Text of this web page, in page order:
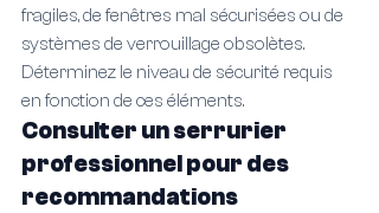
fragiles, de fenêtres mal sécurisées ou de
systèmes de verrouillage obsolètes.
Déterminez le niveau de sécurité requis
en fonction de ces éléments.
Consulter un serrurier
professionnel pour des
recommandations